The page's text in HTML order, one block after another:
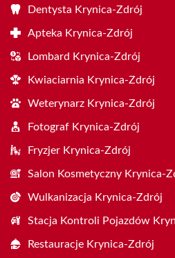
Dentysta Krynica-Zdrój
Apteka Krynica-Zdrój
Lombard Krynica-Zdrój
Kwiaciarnia Krynica-Zdrój
Weterynarz Krynica-Zdrój
Fotograf Krynica-Zdrój
Fryzjer Krynica-Zdrój
Salon Kosmetyczny Krynica-
Wulkanizacja Krynica-Zdrój
Stacja Kontroli Pojazdów
Restauracje Krynica-Zdrój